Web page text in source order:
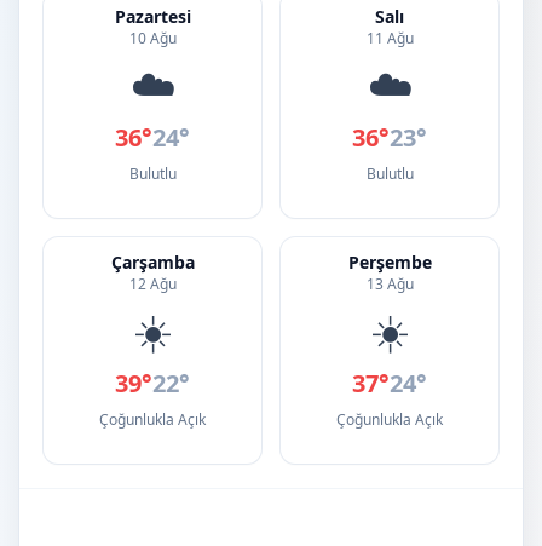
Pazartesi
10 Ağu
☁️
36°24°
Bulutlu
Salı
11 Ağu
☁️
36°23°
Bulutlu
Çarşamba
12 Ağu
☀️
39°22°
Çoğunlukla Açık
Perşembe
13 Ağu
☀️
37°24°
Çoğunlukla Açık